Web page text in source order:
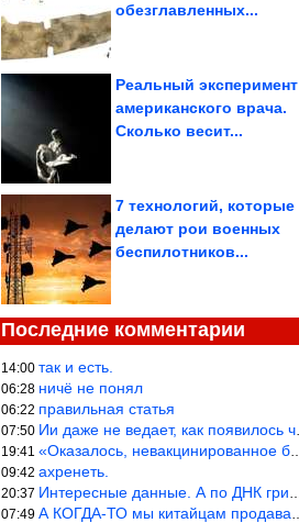
обезглавленных...
Реальный эксперимент
американского врача.
Сколько весит...
7 технологий, которые
делают рои военных
беспилотников...
Последние комментарии
14:00 так и есть.
06:28 ничё не понял
06:22 правильная статья
07:50 Ии даже не ведает, как появилось человечество и для чего оно сущ
19:41 «Оказалось, невакцинированное большинство умирает существенно ча
09:42 ахренеть.
20:37 Интересные данные. А по ДНК грибов, бактерий имеются сведения из
07:49 А КОГДА-ТО мы китайцам продавали фуфайки.